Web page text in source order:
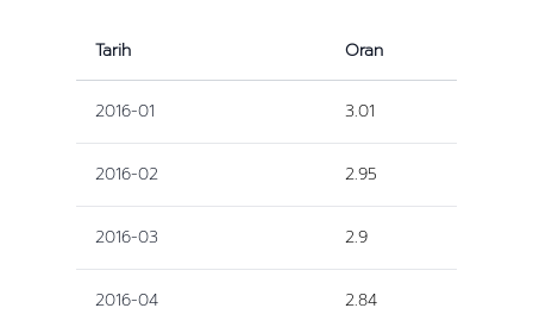
Tarih Oran
2016-01 3.01
2016-02 2.95
2016-03 2.9
2016-04 2.84